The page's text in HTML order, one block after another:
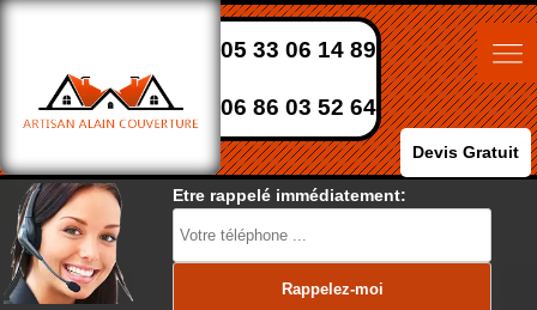
05 33 06 14 89
06 86 03 52 64
Devis Gratuit
Etre rappelé immédiatement: